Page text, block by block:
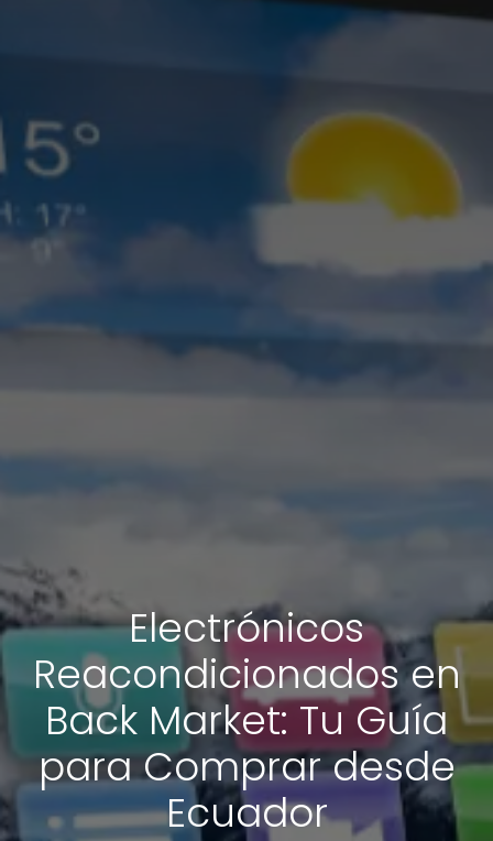
Electrónicos
Reacondicionados en
Back Market: Tu Guía
para Comprar desde
Ecuador